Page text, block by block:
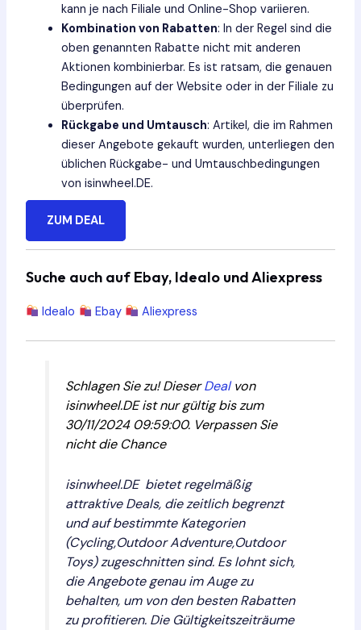
kann je nach Filiale und Online-Shop variieren.
Kombination von Rabatten: In der Regel sind die
oben genannten Rabatte nicht mit anderen
Aktionen kombinierbar. Es ist ratsam, die genauen
Bedingungen auf der Website oder in der Filiale zu
überprüfen.
Rückgabe und Umtausch: Artikel, die im Rahmen
dieser Angebote gekauft wurden, unterliegen den
üblichen Rückgabe- und Umtauschbedingungen
von isinwheel.DE.
ZUM DEAL
Suche auch auf Ebay, Idealo und Aliexpress
Idealo Ebay Aliexpress
Schlagen Sie zu! DieserDealvon
isinwheel.DE ist nur gültig bis zum
30/11/2024 09:59:00. Verpassen Sie
nicht die Chance
isinwheel.DE bietet regelmäßig
attraktive Deals, die zeitlich begrenzt
und auf bestimmte Kategorien
(Cycling,Outdoor Adventure,Outdoor
Toys) zugeschnitten sind. Es lohnt sich,
die Angebote genau im Auge zu
behalten, um von den besten Rabatten
zu profitieren. Die Gültigkeitszeiträume